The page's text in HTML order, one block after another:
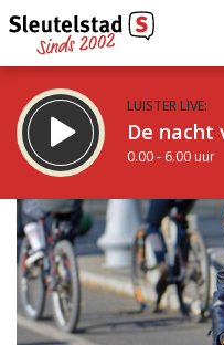
LUISTER LIVE:
De nacht
0.00 - 6.00 uur
STRAKS:
De ochtend van
6.00 - 12.00 uur
Vorig uur
Inklappen